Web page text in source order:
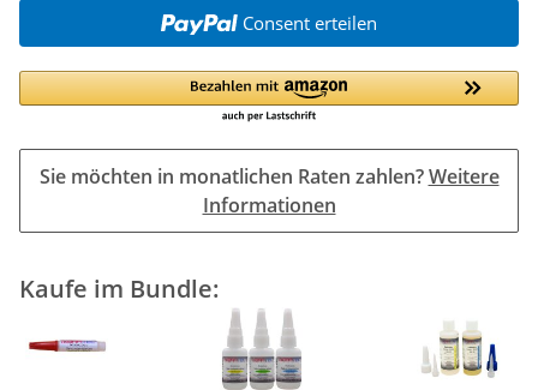
Consent erteilen
Sie möchten in monatlichen Raten zahlen?Weitere
Informationen
Kaufe im Bundle: